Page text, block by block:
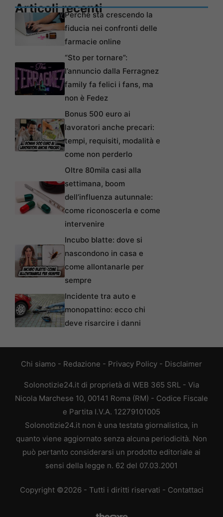
Articoli recentiPerché sta crescendo la
fiducia nei confronti delle
farmacie online
“Sto per tornare”:
l’annuncio dalla Ferragnez
family fa felici i fans, ma
non è Fedez
Bonus 500 euro ai
lavoratori anche precari:
tempi, requisiti, modalità e
come non perderlo
Oltre 80mila casi alla
settimana, boom
dell’influenza autunnale:
come riconoscerla e come
intervenire
Incubo blatte: dove si
nascondono in casa e
come allontanarle per
sempre
Incidente tra auto e
monopattino: ecco chi
deve risarcire i danni
Chi siamo - Redazione - Privacy Policy - Disclaimer
Solonotizie24.it di proprietà di WEB 365 SRL - Via
Nicola Marchese 10, 00141 Roma (RM) - Codice Fiscale
e Partita I.V.A. 12279101005
Solonotizie24.it non è una testata giornalistica, in
quanto viene aggiornato senza alcuna periodicità. Non
può pertanto considerarsi un prodotto editoriale ai
sensi della legge n. 62 del 07.03.2001
Copyright ©2026 - Tutti i diritti riservati - Contattaci